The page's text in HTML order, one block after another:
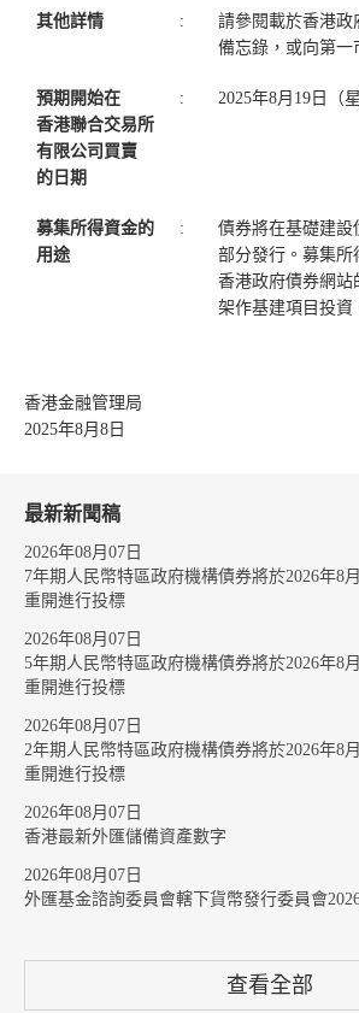
其他詳情 :
請參閱載於香港政
備忘錄，或向第一
預期開始在
香港聯合交易所
有限公司買賣
的日期
: 2025年8月19日（
募集所得資金的
用途
:
債券將在基礎建設
部分發行。募集所
香港政府債券網站
架作基建項目投資
香港金融管理局
2025年8月8日
最新新聞稿
2026年08月07日
7年期人民幣特區政府機構債券將於2026年8
重開進行投標
2026年08月07日
5年期人民幣特區政府機構債券將於2026年8
重開進行投標
2026年08月07日
2年期人民幣特區政府機構債券將於2026年8
重開進行投標
2026年08月07日
香港最新外匯儲備資產數字
2026年08月07日
外匯基金諮詢委員會轄下貨幣發行委員會
查看全部